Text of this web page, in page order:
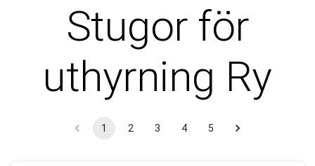
Stugor för
uthyrning Ry
1 2 3 4 5